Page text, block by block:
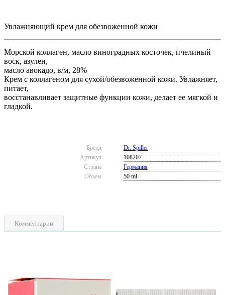
Увлажняющий крем для обезвоженной кожи
Морской коллаген, масло виноградных косточек, пчелиный
воск, азулен,
масло авокадо, в/м, 28%
Крем с коллагеном для сухой/обезвоженной кожи. Увлажняет,
питает,
восстанавливает защитные функции кожи, делает ее мягкой и
гладкой.
Бренд
Dr. Spiller
Артикул
108207
Страна
Германия
Объем
50 ml
Комментарии